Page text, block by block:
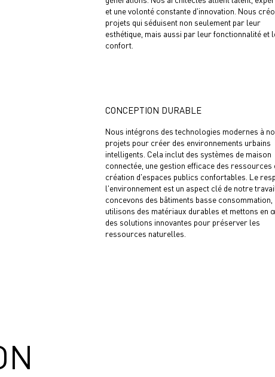
et une volonté constante d'innovation. Nous
projets qui séduisent non seulement par leur
esthétique, mais aussi par leur fonctionnalité et
confort.
CONCEPTION DURABLE
Nous intégrons des technologies modernes à
projets pour créer des environnements urbains
intelligents. Cela inclut des systèmes de maison
connectée, une gestion efficace des ressources
création d'espaces publics confortables. Le
l'environnement est un aspect clé de notre
concevons des bâtiments basse consommation,
utilisons des matériaux durables et mettons en
des solutions innovantes pour préserver les
ressources naturelles.